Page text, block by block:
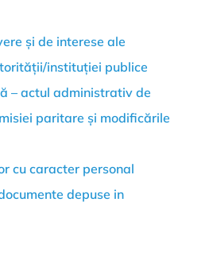
și de interese ale
instituției publice
– actul administrativ de
paritare și modificările
cu caracter personal
depuse in